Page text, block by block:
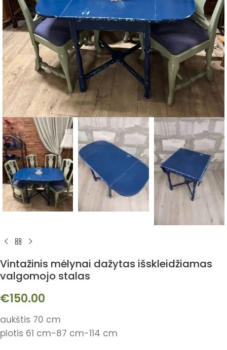
Vintažinis mėlynai dažytas išskleidžiamas
valgomojo stalas
€150.00
aukštis 70 cm
plotis 61 cm-87 cm-114 cm